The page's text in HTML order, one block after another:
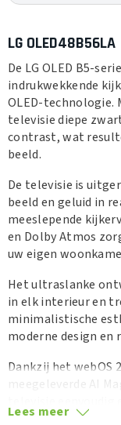
LG OLED48B56LA
De LG OLED B5-
indrukwekkende
OLED-technologie.
televisie diepe
contrast, wat
beeld.
De televisie is
beeld en geluid in
meeslepende
en Dolby Atmos
uw eigen
Het ultraslanke
in elk interieur en
minimalistische
moderne design en
Dankzij het webOS
meegeleverde AI
populaire
Lees meer